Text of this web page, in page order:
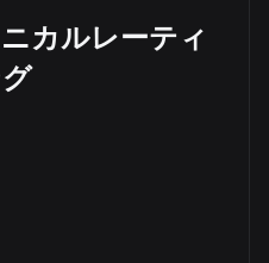
カルレーティ